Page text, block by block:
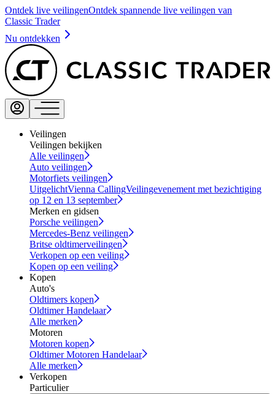
Ontdek live veilingenOntdek spannende live veilingen van
Classic Trader
Nu ontdekken
Veilingen
Veilingen bekijken
Alle veilingen
Auto veilingen
Motorfiets veilingen
UitgelichtVienna CallingVeilingevenement met bezichtiging
op 12 en 13 september
Merken en gidsen
Porsche veilingen
Mercedes-Benz veilingen
Britse oldtimerveilingen
Verkopen op een veiling
Kopen op een veiling
Kopen
Auto's
Oldtimers kopen
Oldtimer Handelaar
Alle merken
Motoren
Motoren kopen
Oldtimer Motoren Handelaar
Alle merken
Verkopen
Particulier